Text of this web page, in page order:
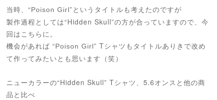
当時、“Poison Girl”というタイトルも考えたのですが
製作過程としては“Hidden Skull”の方が合っていますので、今
回はこちらに。
機会があれば “Poison Girl” Tシャツもタイトルありきで改め
て作ってみたいとも思います（笑）
ニューカラーの“Hidden Skull” Tシャツ、5.6オンスと他の商
品と比べ